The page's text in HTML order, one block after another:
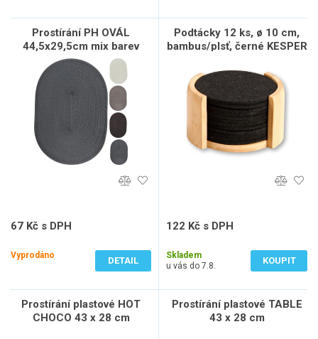
Prostírání PH OVÁL
44,5x29,5cm mix barev
67 Kč s DPH
Vyprodáno
DETAIL
Podtácky 12 ks, ø 10 cm,
bambus/plsť, černé KESPER
122 Kč s DPH
Skladem
u vás do 7.8.
KOUPIT
Prostírání plastové HOT
CHOCO 43 x 28 cm
Prostírání plastové TABLE
43 x 28 cm